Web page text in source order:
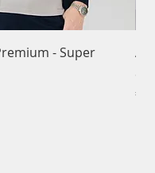
- Super
Price